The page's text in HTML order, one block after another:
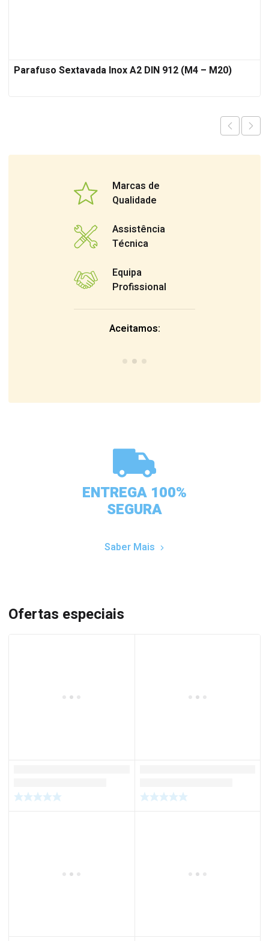
Parafuso Sextavada Inox A2 DIN 912 (M4 – M20)
Marcas de
Qualidade
Assistência
Técnica
Equipa
Profissional
Aceitamos:
ENTREGA 100%
SEGURA
Saber Mais
Ofertas especiais